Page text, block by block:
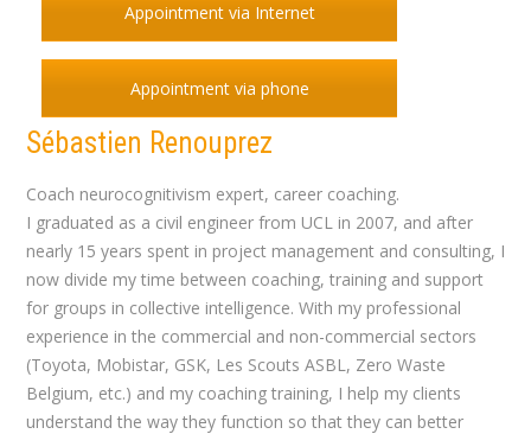
Appointment via Internet
Appointment via phone
Sébastien Renouprez
Coach neurocognitivism expert, career coaching.
I graduated as a civil engineer from UCL in 2007, and after
nearly 15 years spent in project management and consulting, I
now divide my time between coaching, training and support
for groups in collective intelligence. With my professional
experience in the commercial and non-commercial sectors
(Toyota, Mobistar, GSK, Les Scouts ASBL, Zero Waste
Belgium, etc.) and my coaching training, I help my clients
understand the way they function so that they can better